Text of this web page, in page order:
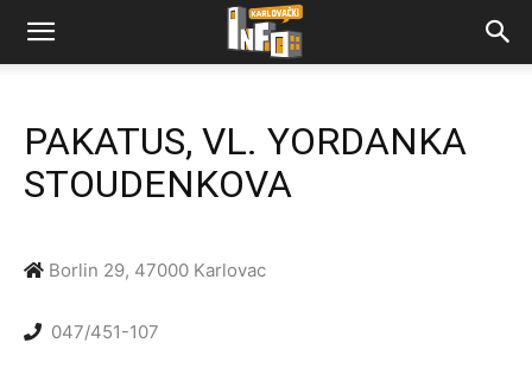
PAKATUS, VL. YORDANKA
STOUDENKOVA
Borlin 29, 47000 Karlovac
047/451-107